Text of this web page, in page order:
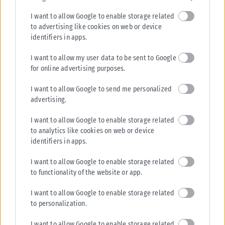
I want to allow Google to enable storage related
to advertising like cookies on web or device
identifiers in apps.
I want to allow my user data to be sent to Google
for online advertising purposes.
I want to allow Google to send me personalized
advertising.
I want to allow Google to enable storage related
to analytics like cookies on web or device
identifiers in apps.
I want to allow Google to enable storage related
to functionality of the website or app.
I want to allow Google to enable storage related
to personalization.
Καρυστιανού: Δεν φαίνεται να “βγαίνει” – Αποχωρεί ο Νίκος
Μπρουτζάκης και καταγγέλλει «κλειστή κάστα» και έλλειψη
λογοδοσίας
Νέο εσωτερικό «ρήγμα» καταγράφεται στην «Ελπίδα για τη
Δημοκρατία» της Μαρίας Καρυστιανού, καθώς ο επιχειρηματίας και
συνιδιοκτήτης του διαδικτυακού καναλιού...